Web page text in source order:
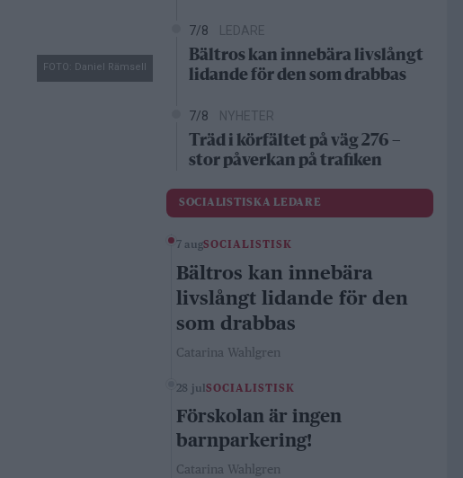
FOTO: Daniel Rämsell
7/8 LEDARE
Bältros kan innebära livslångt
lidande för den som drabbas
7/8 NYHETER
Träd i körfältet på väg 276 –
stor påverkan på trafiken
SOCIALISTISKA LEDARE
7 augSOCIALISTISK
Bältros kan innebära
livslångt lidande för den
som drabbas
Catarina Wahlgren
28 julSOCIALISTISK
Förskolan är ingen
barnparkering!
Catarina Wahlgren